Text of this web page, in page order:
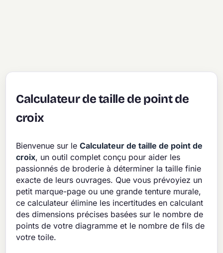
Calculateur de taille de point de
croix
Bienvenue sur leCalculateur de taille de point de
croix, un outil complet conçu pour aider les
passionnés de broderie à déterminer la taille finie
exacte de leurs ouvrages. Que vous prévoyiez un
petit marque-page ou une grande tenture murale,
ce calculateur élimine les incertitudes en calculant
des dimensions précises basées sur le nombre de
points de votre diagramme et le nombre de fils de
votre toile.